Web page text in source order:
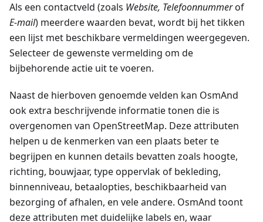
Als een contactveld (zoals Website, Telefoonnummerof
E-mail) meerdere waarden bevat, wordt bij het tikken
een lijst met beschikbare vermeldingen weergegeven.
Selecteer de gewenste vermelding om de
bijbehorende actie uit te voeren.
Naast de hierboven genoemde velden kan OsmAnd
ook extra beschrijvende informatie tonen die is
overgenomen van OpenStreetMap. Deze attributen
helpen u de kenmerken van een plaats beter te
begrijpen en kunnen details bevatten zoals hoogte,
richting, bouwjaar, type oppervlak of bekleding,
binnenniveau, betaalopties, beschikbaarheid van
bezorging of afhalen, en vele andere. OsmAnd toont
deze attributen met duidelijke labels en, waar